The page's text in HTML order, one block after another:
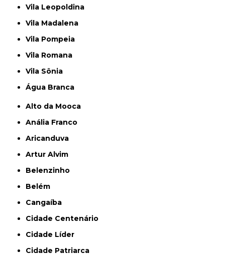
Vila Leopoldina
Vila Madalena
Vila Pompeia
Vila Romana
Vila Sônia
Água Branca
Alto da Mooca
Anália Franco
Aricanduva
Artur Alvim
Belenzinho
Belém
Cangaíba
Cidade Centenário
Cidade Líder
Cidade Patriarca